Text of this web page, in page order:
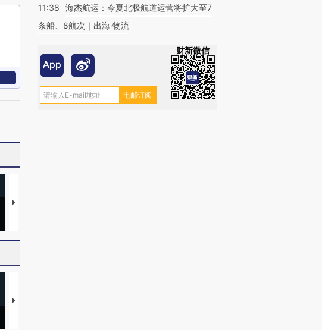
马航飞行员跨国走私7万
【推广】走进第四届链博
11:38
海杰航运：今夏北极航道运营将扩大至7
条船、8航次｜出海·物流
财新微信